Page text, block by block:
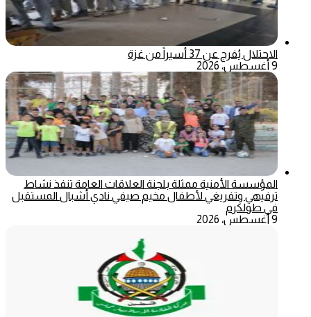
الاحتلال يُفرج عن 37 أسيراً من غزة
9 أغسطس، 2026
المؤسسة الأمنية ممثلة بلجنة العلاقات العامة تنفذ نشاط
ترفيهي وتفريغي لأطفال مخيم صيفي نادي أشبال المستقبل
في طولكرم
9 أغسطس، 2026